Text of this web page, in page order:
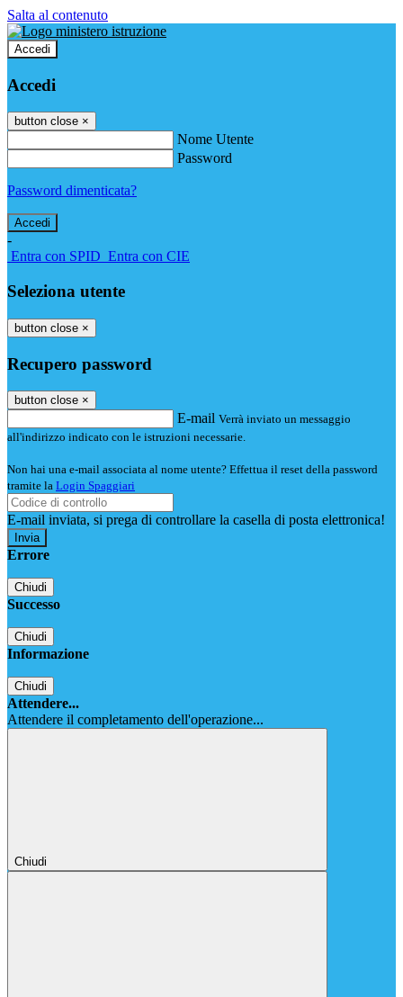
Salta al contenuto
Accedi
Accedi
button close ×
Nome Utente
Password
Password dimenticata?
-
Entra con SPID Entra con CIE
Seleziona utente
button close ×
Recupero password
button close ×
E-mail Verrà inviato un messaggio
all'indirizzo indicato con le istruzioni necessarie.
Non hai una e-mail associata al nome utente? Effettua il reset della password
tramite la Login Spaggiari
E-mail inviata, si prega di controllare la casella di posta elettronica!
Errore
Chiudi
Successo
Chiudi
Informazione
Chiudi
Attendere...
Attendere il completamento dell'operazione...
Chiudi